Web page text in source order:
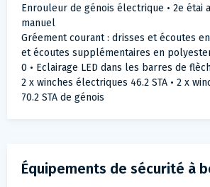
Enrouleur de génois électrique • 2e étai
manuel
Gréement courant : drisses et écoutes
et écoutes supplémentaires en
0 • Eclairage LED dans les barres de
2 x winches électriques 46.2 STA • 2 x
70.2 STA de génois
Équipements de sécurité à